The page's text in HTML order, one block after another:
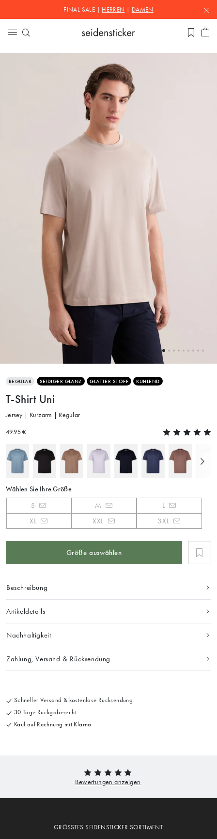
FINAL SALE | HERREN DAMEN
REGULAR SEIDIGER GLANZ GLATTER STOFF KÜHLEND
T-Shirt Uni
Jersey | Kurzarm | Regular
49.95 €
Wählen Sie Ihre Größe
S M
L
XL
XXL 3XL
Größe auswählen
Beschreibung
Artikeldetails
Nachhaltigkeit
Zahlung, Versand & Rücksendung
Schneller Versand & kostenlose Rücksendung
30 Tage Rückgaberecht
Kauf auf Rechnung mit Klarna
GRÖSSTES SEIDENSTICKER SORTIMENT